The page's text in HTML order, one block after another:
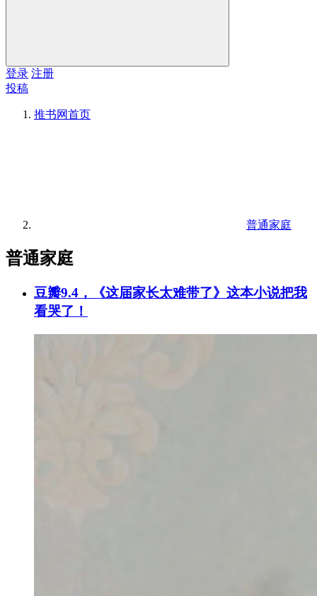
登录 注册
投稿
推书网首页
普通家庭
普通家庭
豆瓣9.4，《这届家长太难带了》这本小说把我
看哭了！